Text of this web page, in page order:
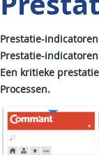
Prestatie-
Prestatie-
Een kritieke
Processen.